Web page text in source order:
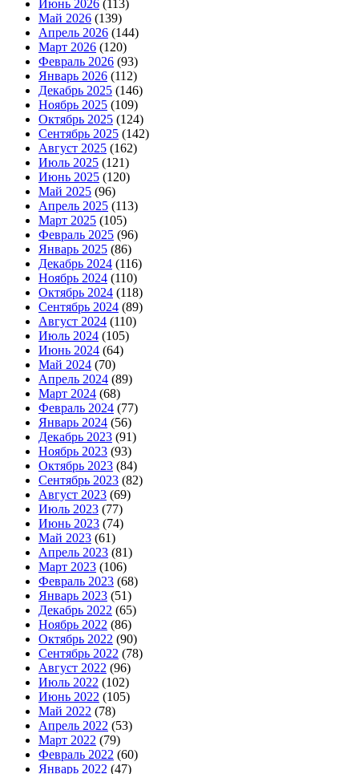
Июнь 2026 (113)
Май 2026 (139)
Апрель 2026 (144)
Март 2026 (120)
Февраль 2026 (93)
Январь 2026 (112)
Декабрь 2025 (146)
Ноябрь 2025 (109)
Октябрь 2025 (124)
Сентябрь 2025 (142)
Август 2025 (162)
Июль 2025 (121)
Июнь 2025 (120)
Май 2025 (96)
Апрель 2025 (113)
Март 2025 (105)
Февраль 2025 (96)
Январь 2025 (86)
Декабрь 2024 (116)
Ноябрь 2024 (110)
Октябрь 2024 (118)
Сентябрь 2024 (89)
Август 2024 (110)
Июль 2024 (105)
Июнь 2024 (64)
Май 2024 (70)
Апрель 2024 (89)
Март 2024 (68)
Февраль 2024 (77)
Январь 2024 (56)
Декабрь 2023 (91)
Ноябрь 2023 (93)
Октябрь 2023 (84)
Сентябрь 2023 (82)
Август 2023 (69)
Июль 2023 (77)
Июнь 2023 (74)
Май 2023 (61)
Апрель 2023 (81)
Март 2023 (106)
Февраль 2023 (68)
Январь 2023 (51)
Декабрь 2022 (65)
Ноябрь 2022 (86)
Октябрь 2022 (90)
Сентябрь 2022 (78)
Август 2022 (96)
Июль 2022 (102)
Июнь 2022 (105)
Май 2022 (78)
Апрель 2022 (53)
Март 2022 (79)
Февраль 2022 (60)
Январь 2022 (47)